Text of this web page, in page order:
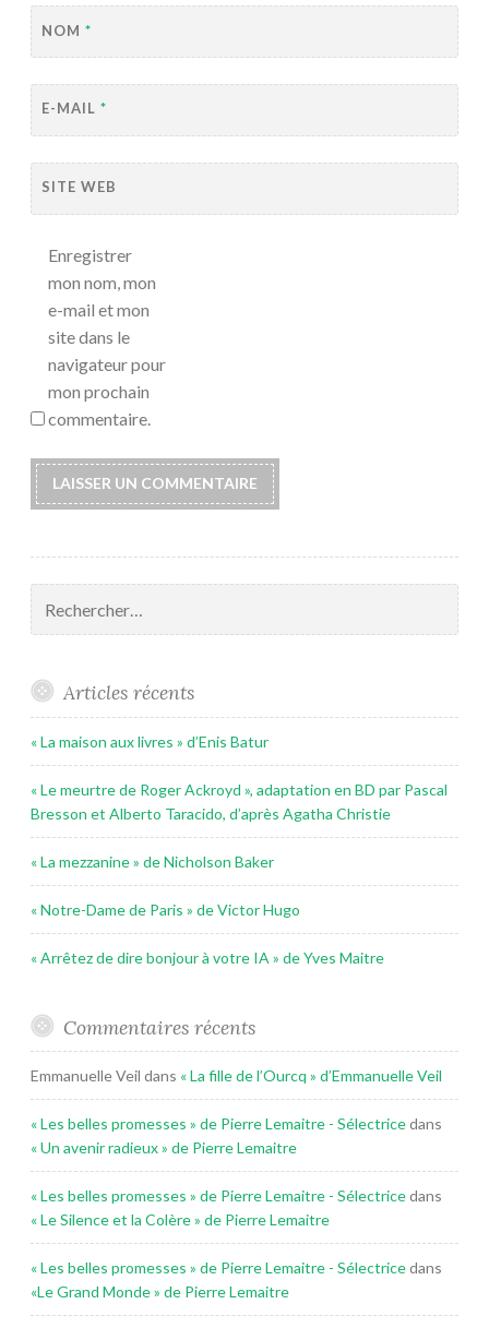
NOM *
E-MAIL *
SITE WEB
Enregistrer
mon nom, mon
e-mail et mon
site dans le
navigateur pour
mon prochain
commentaire.
Articles récents
« La maison aux livres » d’Enis Batur
« Le meurtre de Roger Ackroyd », adaptation en BD par Pascal
Bresson et Alberto Taracido, d’après Agatha Christie
« La mezzanine » de Nicholson Baker
« Notre-Dame de Paris » de Victor Hugo
« Arrêtez de dire bonjour à votre IA » de Yves Maitre
Commentaires récents
Emmanuelle Veil dans « La fille de l’Ourcq » d’Emmanuelle Veil
« Les belles promesses » de Pierre Lemaitre - Sélectricedans
« Un avenir radieux » de Pierre Lemaitre
« Les belles promesses » de Pierre Lemaitre - Sélectricedans
« Le Silence et la Colère » de Pierre Lemaitre
« Les belles promesses » de Pierre Lemaitre - Sélectricedans
«Le Grand Monde » de Pierre Lemaitre